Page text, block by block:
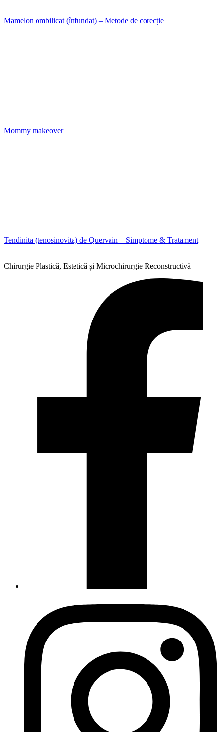
Mamelon ombilicat (înfundat) – Metode de corecție
Mommy makeover
Tendinita (tenosinovita) de Quervain – Simptome & Tratament
Chirurgie Plastică, Estetică și Microchirurgie Reconstructivă